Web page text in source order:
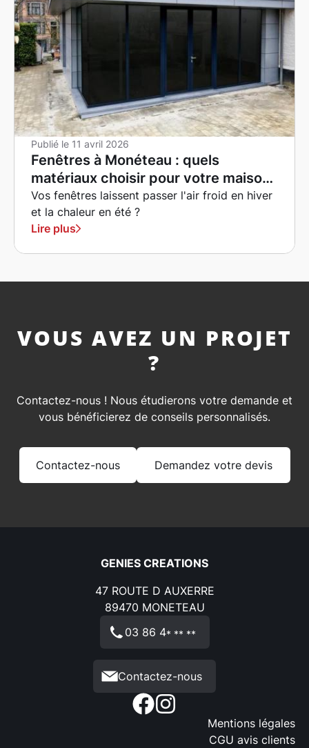
Publié le 11 avril 2026
Fenêtres à Monéteau : quels
matériaux choisir pour votre maison
?
Vos fenêtres laissent passer l'air froid en hiver
et la chaleur en été ?
Lire plus
VOUS AVEZ UN PROJET
?
Contactez-nous ! Nous étudierons votre demande et
vous bénéficierez de conseils personnalisés.
Contactez-nous Demandez votre devis
GENIES CREATIONS
47 ROUTE D AUXERRE
89470 MONETEAU
03 86 4* ** **
Contactez-nous
Mentions légales
CGU avis clients